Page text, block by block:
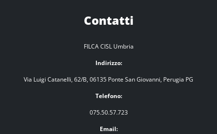
Contatti
FILCA CISL Umbria
Indirizzo:
Via Luigi Catanelli, 62/B, 06135 Ponte San Giovanni, Perugia PG
Telefono:
075.50.57.723
Email: